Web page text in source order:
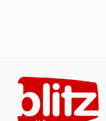
content